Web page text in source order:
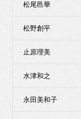
松尾邑華
松野創平
止原理美
水津和之
永田美和子